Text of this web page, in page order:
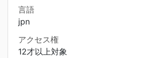
言語
jpn
アクセス権
12才以上対象